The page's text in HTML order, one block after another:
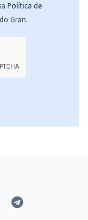
Política de
Gran.